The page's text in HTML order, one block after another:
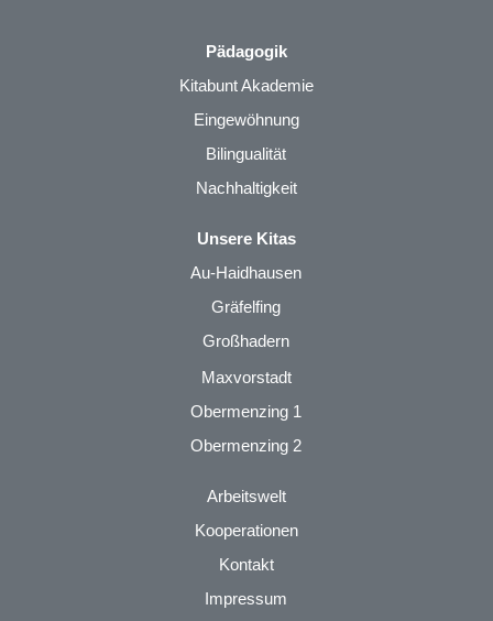
Pädagogik
Kitabunt Akademie
Eingewöhnung
Bilingualität
Nachhaltigkeit
Unsere Kitas
Au-Haidhausen
Gräfelfing
Großhadern
Maxvorstadt
Obermenzing 1
Obermenzing 2
Arbeitswelt
Kooperationen
Kontakt
Impressum